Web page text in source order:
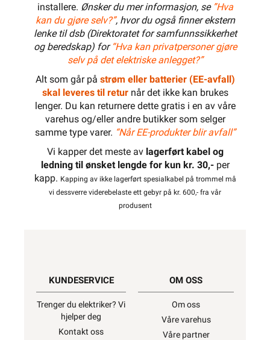
installere. Ønsker du mer informasjon, se ”Hva
kan du gjøre selv?”, hvor du også finner ekstern
lenke til dsb (Direktoratet for samfunnssikkerhet
og beredskap) for “Hva kan privatpersoner gjøre
selv på det elektriske anlegget?”
Alt som går på strøm eller batterier (EE-avfall)
skal leveres til returnår det ikke kan brukes
lenger. Du kan returnere dette gratis i en av våre
varehus og/eller andre butikker som selger
samme type varer. “Når EE-produkter blir avfall”
Vi kapper det meste av lagerført kabel og
ledning til ønsket lengde for kun kr. 30,-per
kapp. Kapping av ikke lagerført spesialkabel på trommel må
vi dessverre viderebelaste ett gebyr på kr. 600,- fra vår
produsent
KUNDESERVICE
Trenger du elektriker? Vi
hjelper deg
Kontakt oss
OM OSS
Om oss
Våre varehus
Våre partner